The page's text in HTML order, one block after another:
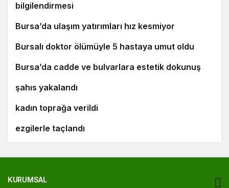
bilgilendirmesi
5
Bursa’da ulaşım yatırımları hız kesmiyor
6
Bursalı doktor ölümüyle 5 hastaya umut oldu
7
Bursa’da cadde ve bulvarlara estetik dokunuş
Bursa’da 25 yıl kesinleşmiş hapis cezası bulunan
şahıs yakalandı
Bursa’daki silahlı saldırıda ölen güzellik uzmanı
kadın toprağa verildi
‘Osmangazi Ramazan Sokağı’ huzur veren
ezgilerle taçlandı
KURUMSAL